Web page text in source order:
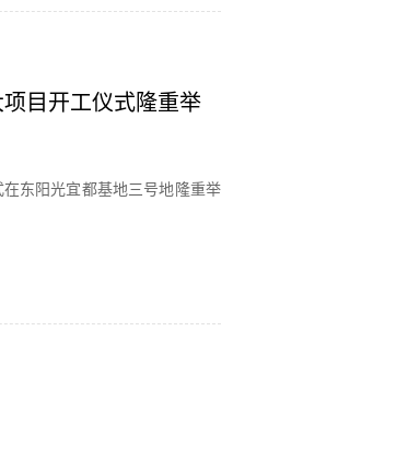
目开工仪式隆重举
东阳光宜都基地三号地隆重举